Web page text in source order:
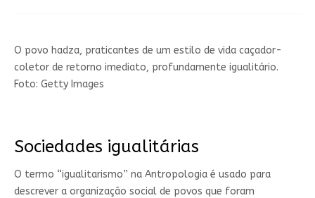
O povo hadza, praticantes de um estilo de vida caçador-
coletor de retorno imediato, profundamente igualitário.
Foto: Getty Images
Sociedades igualitárias
O termo “igualitarismo” na Antropologia é usado para
descrever a organização social de povos que foram